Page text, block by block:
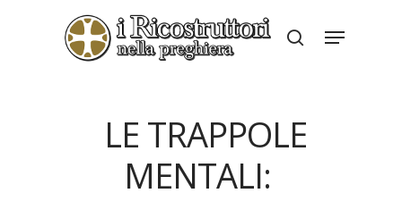
search
Menu
LE TRAPPOLE
MENTALI: